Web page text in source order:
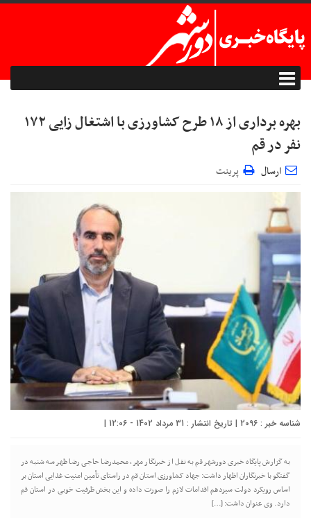
بهره برداری از ۱۸ طرح کشاورزی با اشتغال زایی ۱۷۲
نفر در قم
ارسال پرینت
شناسه خبر : 2096 | تاریخ انتشار : 31 مرداد 1402 - 12:06 |
به گزارش پایگاه خبری دورشهر قم به نقل از خبرنگار مهر، محمدرضا حاجی رضا ظهر سه شنبه در
گفتگو با خبرنگاران اظهار داشت: جهاد کشاورزی استان قم در راستای تأمین امنیت غذایی استان بر
اساس رویکرد دولت سیزدهم اقدامات لازم را صورت داده و این بخش ظرفیت خوبی در استان قم
دارد. وی عنوان داشت: […]